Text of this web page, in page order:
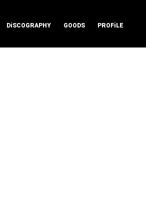
DiSCOGRAPHY GOODS PROFiLE